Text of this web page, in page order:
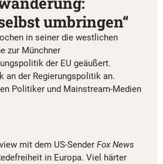
umbringen“
in seiner die westlichen
zur Münchner
der EU geäußert.
an der Regierungspolitik an.
Politiker und Mainstream-Medien
mit dem US-Sender Fox News
in Europa. Viel härter